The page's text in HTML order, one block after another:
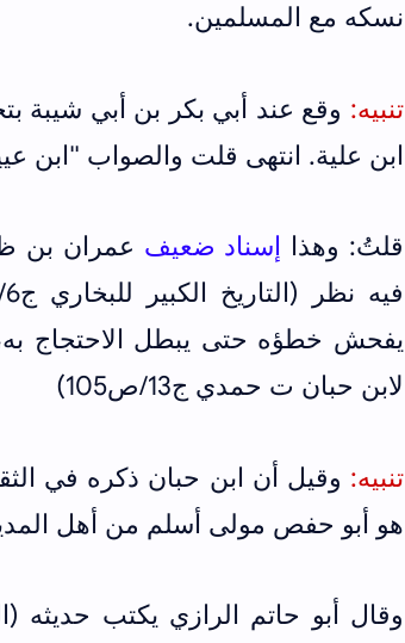
نسكه مع المسلمين.
تنبيه: وقع عند أبي بكر بن أبي شيبة
ابن علية. انتهى قلت والصواب "ابن
قلتُ: وهذا إسناد ضعيف عمران بن
يفحش خطؤه حتى يبطل الاحتجاج به،
لابن حبان ت حمدي ج13/ص105)
تنبيه: وقيل أن ابن حبان ذكره في
هو أبو حفص مولى أسلم من أهل